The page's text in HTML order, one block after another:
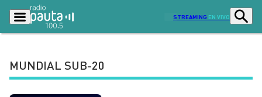
STREAMING EN VIVO
MUNDIAL SUB-20